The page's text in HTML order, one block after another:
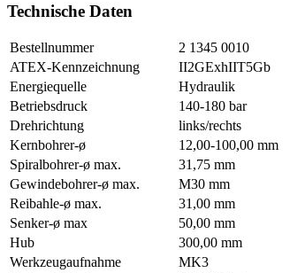
Technische Daten
Bestellnummer
2 1345 0010
ATEX-Kennzeichnung
II2GExhIIT5Gb
Energiequelle
Hydraulik
Betriebsdruck
140-180 bar
Drehrichtung
links/rechts
Kernbohrer-ø
12,00-100,00 mm
Spiralbohrer-ø max.
31,75 mm
Gewindebohrer-ø max.
M30 mm
Reibahle-ø max.
31,00 mm
Senker-ø max
50,00 mm
Hub
300,00 mm
Werkzeugaufnahme
MK3